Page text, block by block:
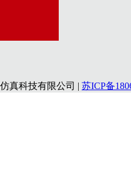
真科技有限公司 | 苏ICP备